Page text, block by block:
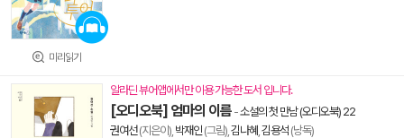
미리읽기
알라딘 뷰어앱에서만 이용 가능한 도서 입니다.
[오디오북] 엄마의 이름 -소설의 첫 만남 (오디오북) 22
권여선(지은이), 박재인 (그림), 김나혜 김용석 (낭독)